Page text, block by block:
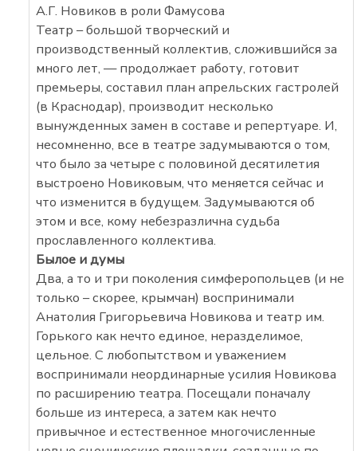
А.Г. Новиков в роли Фамусова
Театр – большой творческий и
производственный коллектив, сложившийся за
много лет, — продолжает работу, готовит
премьеры, составил план апрельских гастролей
(в Краснодар), производит несколько
вынужденных замен в составе и репертуаре. И,
несомненно, все в театре задумываются о том,
что было за четыре с половиной десятилетия
выстроено Новиковым, что меняется сейчас и
что изменится в будущем. Задумываются об
этом и все, кому небезразлична судьба
прославленного коллектива.
Былое и думы
Два, а то и три поколения симферопольцев (и не
только – скорее, крымчан) воспринимали
Анатолия Григорьевича Новикова и театр им.
Горького как нечто единое, неразделимое,
цельное. С любопытством и уважением
воспринимали неординарные усилия Новикова
по расширению театра. Посещали поначалу
больше из интереса, а затем как нечто
привычное и естественное многочисленные